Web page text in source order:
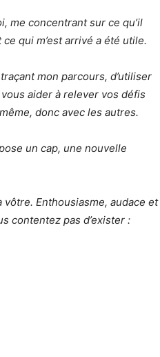
me concentrant sur ce qu’il
qui m’est arrivé a été utile.
mon parcours, d’utiliser
aider à relever vos défis
donc avec les autres.
un cap, une nouvelle
vôtre. Enthousiasme, audace et
contentez pas d’exister :